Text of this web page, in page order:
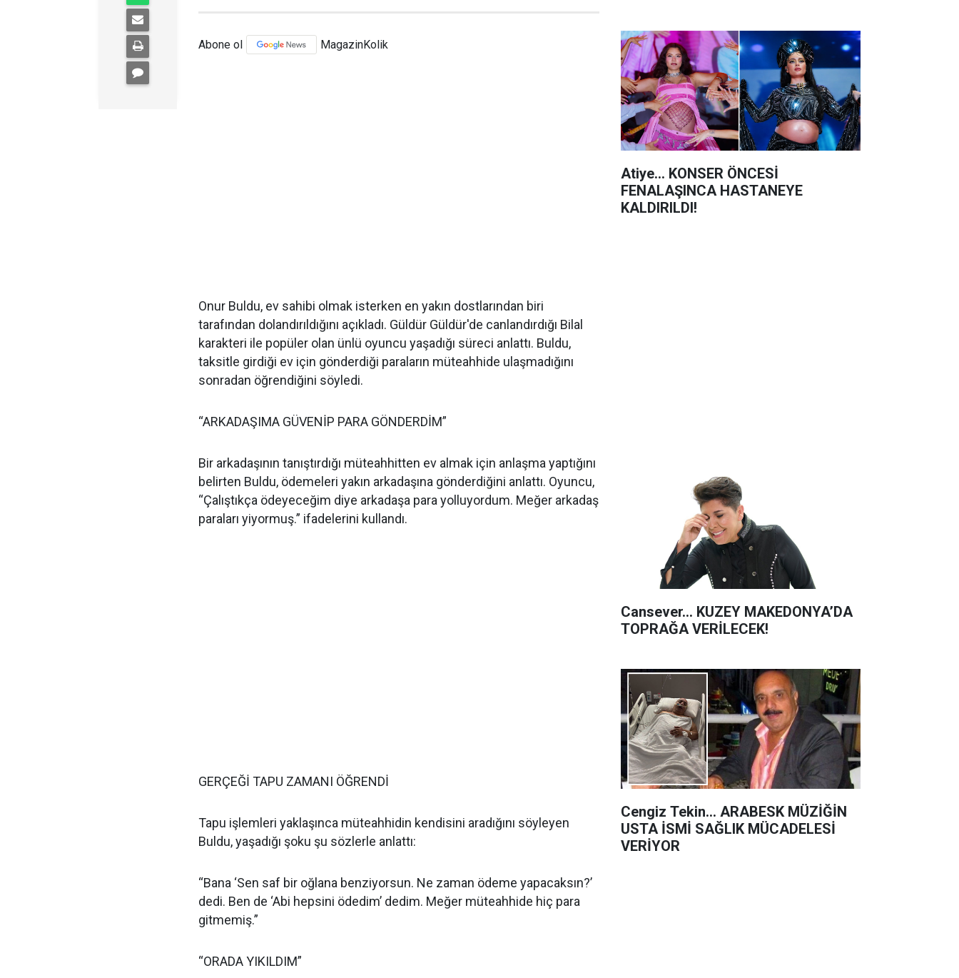
Abone ol MagazinKolik
Onur Buldu, ev sahibi olmak isterken en yakın dostlarından biri
tarafından dolandırıldığını açıkladı. Güldür Güldür'de canlandırdığı Bilal
karakteri ile popüler olan ünlü oyuncu yaşadığı süreci anlattı. Buldu,
taksitle girdiği ev için gönderdiği paraların müteahhide ulaşmadığını
sonradan öğrendiğini söyledi.
“ARKADAŞIMA GÜVENİP PARA GÖNDERDİM”
Bir arkadaşının tanıştırdığı müteahhitten ev almak için anlaşma yaptığını
belirten Buldu, ödemeleri yakın arkadaşına gönderdiğini anlattı. Oyuncu,
“Çalıştıkça ödeyeceğim diye arkadaşa para yolluyordum. Meğer arkadaş
paraları yiyormuş.” ifadelerini kullandı.
GERÇEĞİ TAPU ZAMANI ÖĞRENDİ
Tapu işlemleri yaklaşınca müteahhidin kendisini aradığını söyleyen
Buldu, yaşadığı şoku şu sözlerle anlattı:
“Bana ‘Sen saf bir oğlana benziyorsun. Ne zaman ödeme yapacaksın?’
dedi. Ben de ‘Abi hepsini ödedim’ dedim. Meğer müteahhide hiç para
gitmemiş.”
“ORADA YIKILDIM”
Atiye... KONSER ÖNCESİ
FENALAŞINCA HASTANEYE
KALDIRILDI!
Cansever… KUZEY MAKEDONYA’DA
TOPRAĞA VERİLECEK!
Cengiz Tekin… ARABESK MÜZİĞİN
USTA İSMİ SAĞLIK MÜCADELESİ
VERİYOR